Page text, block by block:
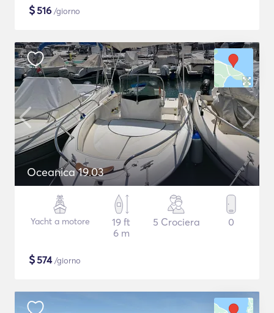
$516 /giorno
Oceanica 19.03
Yacht a motore
19 ft
6 m
5 Crociera 0
$574/giorno